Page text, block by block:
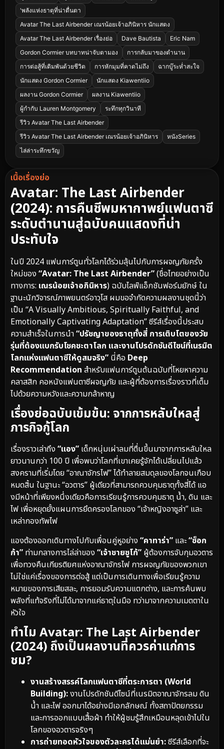
'พลังแห่งธาตุที่น่าตื่นตา
Avatar The Last Airbender เณรน้อยเจ้าอภินิหาร นักแสดง
Avatar The Last Airbender เรื่องย่อ
Dave Bautista
Eric Nam
Gordon Cormier บทบาทน่าจับตามอง
การกลับมาของตำนาน
การต่อสู้ที่เดิมพันด้วยชีวิต
การหักมุมที่คาดไม่ถึง
ฉากบู๊ระห่ำสะใจ
นักแสดง Gordon Cormier
นักแสดง Kiawentiio
ผลงาน Gordon Cormier
ผลงาน Kiawentiio
ผู้กำกับ Lauren Montgomery
ระทึกทุกวินาที
รีวิว Avatar The Last Airbender
รีวิว Avatar The Last Airbender เณรน้อยเจ้าอภินิหาร
หนังSeries
ไล่ล่าระทึกขวัญ
เนื้อเรื่องย่อ
Avatar: The Last Airbender
(2024): การคืนชีพมหากาพย์แฟนตาซี
ระดับตำนานสู่ฉบับคนแสดงที่น่า
ประทับใจ
ในปี 2024 แฟนการ์ตูนทั่วโลกได้ร่วมลุ้นไปกับการผจญภัยครั้ง
ใหม่ของ “Avatar: The Last Airbender”(ชื่อไทยอย่างเป็น
ทางการ: เณรน้อยเจ้าอภินิหาร) ฉบับไลฟ์แอ็กชันฟอร์มยักษ์ ใน
ฐานะนักวิจารณ์ภาพยนตร์อาวุโส ผมขอจำกัดความผลงานชุดนี้ว่า
เป็น “A Visually Ambitious, Spiritually Faithful, and
Emotionally Captivating Adaptation” ซีรีส์เรื่องนี้ประสบ
ความสำเร็จในการนำ“ปรัชญาของธาตุทั้งสี่ การเติบโตของวัย
รุ่นที่ต้องแบกรับโชคชะตาโลก และงานโปรดักชันดีไซน์ที่เนรมิต
โลกแห่งแฟนตาซีให้ดูสมจริง” นี่คือ Deep
Recommendation สำหรับแฟนการ์ตูนต้นฉบับที่โหยหาความ
คลาสสิก คอหนังแฟนตาซีผจญภัย และผู้ที่ต้องการเรื่องราวที่เต็ม
ไปด้วยความหวังและความกล้าหาญ
เรื่องย่อฉบับเข้มข้น: จากการหลับใหลสู่
ภารกิจกู้โลก
เรื่องราวเล่าถึง “แอง” เด็กหนุ่มเผ่าลมที่ตื่นขึ้นมาจากการหลับใหล
ยาวนานกว่า 100 ปี เพื่อพบว่าโลกที่เขาเคยรู้จักได้เปลี่ยนไปแล้ว
สงครามที่เริ่มโดย “อาณาจักรไฟ” ได้ทำลายสมดุลของโลกจนเกือบ
หมดสิ้น ในฐานะ “อวตาร” ผู้เดียวที่สามารถควบคุมธาตุทั้งสี่ได้ แอ
งมีหน้าที่เพียงหนึ่งเดียวคือการเรียนรู้การควบคุมธาตุ น้ำ, ดิน และ
ไฟ เพื่อหยุดยั้งแผนการยึดครองโลกของ “เจ้าหญิงอาซูล่า” และ
เหล่ากองทัพไฟ
แองต้องออกเดินทางไปกับเพื่อนคู่หูอย่าง “คาทาร่า” และ“ซ็อก
ก้า” ท่ามกลางการไล่ล่าของ “เจ้าชายซูโก้” ผู้ต้องการจับกุมอวตาร
เพื่อทวงคืนเกียรติยศแห่งอาณาจักรไฟ การผจญภัยของพวกเขา
ไม่ใช่แค่เรื่องของการต่อสู้ แต่เป็นการเดินทางเพื่อเรียนรู้ความ
หมายของการเสียสละ, การยอมรับความแตกต่าง, และการค้นพบ
พลังที่แท้จริงที่ไม่ได้มาจากแค่ธาตุในมือ ทว่ามาจากความเมตตาใน
หัวใจ
ทำไม Avatar: The Last Airbender
(2024) ถึงเป็นผลงานที่ควรค่าแก่การ
ชม?
งานสร้างสรรค์โลกแฟนตาซีที่ตระการตา (World
Building):งานโปรดักชันดีไซน์ที่เนรมิตอาณาจักรลม ดิน
น้ำ และไฟ ออกมาได้อย่างมีเอกลักษณ์ ทั้งสถาปัตยกรรม
และการออกแบบเสื้อผ้า ทำให้ผู้ชมรู้สึกเหมือนหลุดเข้าไปใน
โลกของอวตารจริงๆ
การถ่ายทอดหัวใจของตัวละครได้แม่นยำ:ซีรีส์เลือกที่จะ